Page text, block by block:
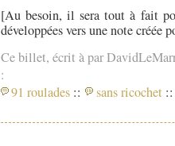
[Au besoin, il sera tout à fait
développées vers une note créée
Ce billet, écrit à par
:
91 roulades :: sans ricochet ::